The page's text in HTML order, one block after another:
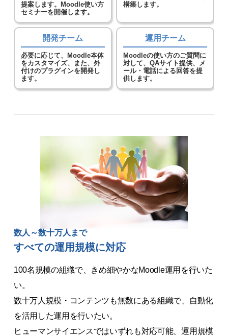
提案します。Moodle使い方
セミナーを開催します。
構築します。
開発チーム
必要に応じて、Moodle本体
をカスタマイズ、また、外
付けのプラグインを開発し
ます。
運用チーム
Moodleの使い方のご質問に
対して、QAサイト提供、メ
ール・電話による回答を提
供します。
数人～数十万人まで
すべての運用規模に対応
100名規模の組織で、きめ細やかなMoodle運用を行いた
い。
数十万人規模・コンテンツも無数にある組織で、自動化
を活用した運用を行いたい。
ヒューマンサイエンスではいずれも対応可能、運用規模